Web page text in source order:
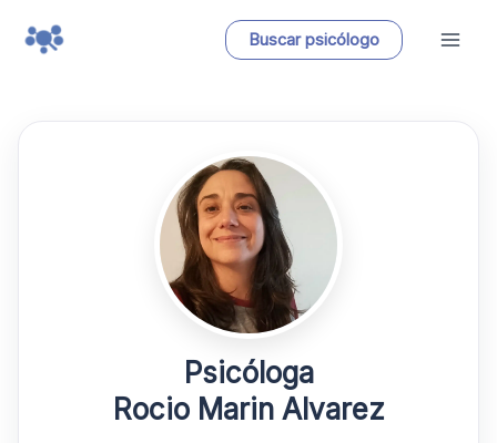
Buscar psicólogo
Psicóloga
Rocio Marin Alvarez